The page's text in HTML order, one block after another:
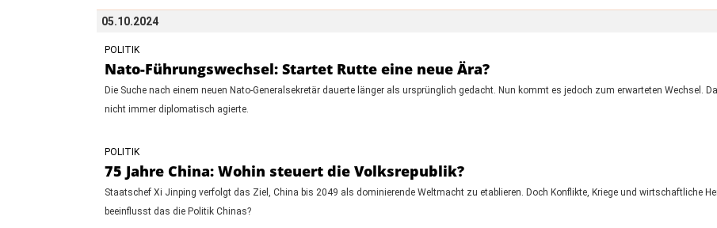
05.10.2024
POLITIK
Nato-Führungswechsel: Startet Rutte eine neue Ära?
Die Suche nach einem neuen Nato-Generalsekretär dauerte länger als ursprünglich gedacht. Nun kommt es jedoch zum erwarteten Wechsel.
nicht immer diplomatisch agierte.
POLITIK
75 Jahre China: Wohin steuert die Volksrepublik?
Staatschef Xi Jinping verfolgt das Ziel, China bis 2049 als dominierende Weltmacht zu etablieren. Doch Konflikte, Kriege und wirtschaftliche
beeinflusst das die Politik Chinas?